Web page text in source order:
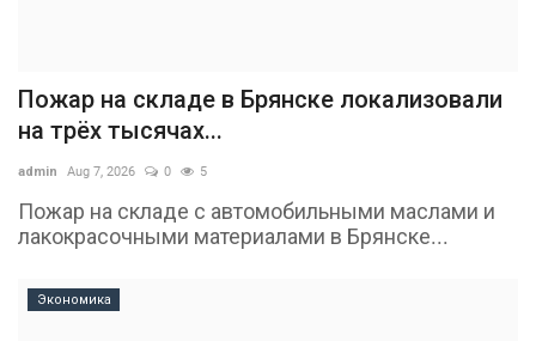
Пожар на складе в Брянске локализовали
на трёх тысячах...
admin Aug 7, 2026 0 5
Пожар на складе с автомобильными маслами и
лакокрасочными материалами в Брянске...
Экономика